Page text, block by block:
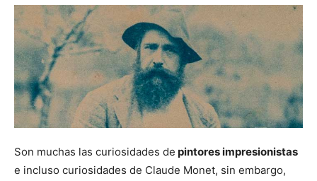
Son muchas las curiosidades de pintores impresionistas
e incluso curiosidades de Claude Monet, sin embargo,